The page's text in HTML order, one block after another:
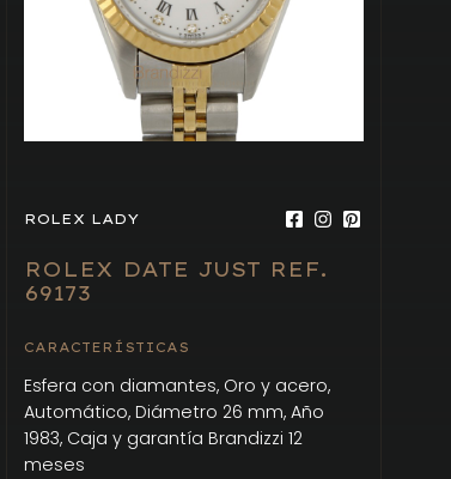
ROLEX LADY
ROLEX DATE JUST REF.
69173
CARACTERÍSTICAS
Esfera con diamantes, Oro y acero,
Automático, Diámetro 26 mm, Año
1983, Caja y garantía Brandizzi 12
meses